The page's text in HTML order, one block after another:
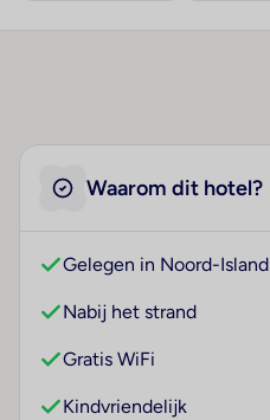
Waarom dit hotel?
Gelegen in Noord-Island
Nabij het strand
Gratis WiFi
Kindvriendelijk